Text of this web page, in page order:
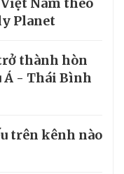
Planet
thành hòn
Á - Thái Bình
trên kênh nào